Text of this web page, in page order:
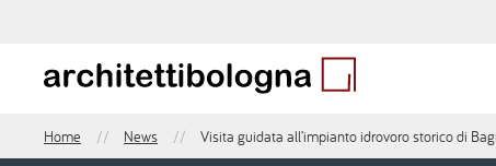
contenuto
principale
Briciole
Home News Visita guidata all’impianto idrovoro storico di